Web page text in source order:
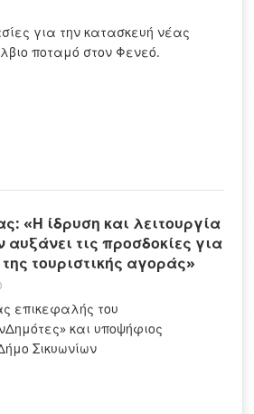
για την κατασκευή νέας
ποταμό στον Φενεό.
«Η ίδρυση και λειτουργία
τις προσδοκίες για
τουριστικής αγοράς»
επικεφαλής του
και υποψήφιος
Σικυωνίων